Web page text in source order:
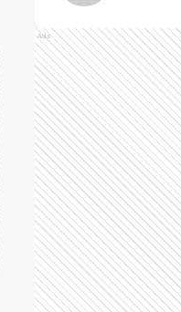
Ads